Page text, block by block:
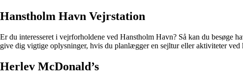
Hanstholm Havn Vejrstation
Er du interesseret i vejrforholdene ved Hanstholm Havn? Så kan du besøge
give dig vigtige oplysninger, hvis du planlægger en sejltur eller aktiviteter ved
Herlev McDonald’s